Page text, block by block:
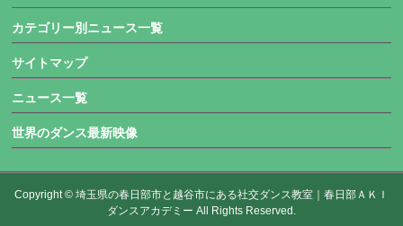
カテゴリー別ニュース一覧
サイトマップ
ニュース一覧
世界のダンス最新映像
Copyright © 埼玉県の春日部市と越谷市にある社交ダンス教室｜春日部ＡＫＩ
ダンスアカデミー All Rights Reserved.